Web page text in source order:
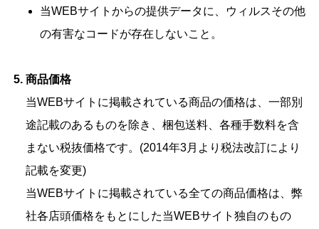
当WEBサイトからの提供データに、ウィルスその他
の有害なコードが存在しないこと。
商品価格
当WEBサイトに掲載されている商品の価格は、一部別
途記載のあるものを除き、梱包送料、各種手数料を含
まない税抜価格です。(2014年3月より税法改訂により
記載を変更)
当WEBサイトに掲載されている全ての商品価格は、弊
社各店頭価格をもとにした当WEBサイト独自のもの